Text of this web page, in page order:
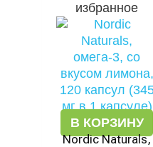
избранное
В КОРЗИНУ
Nordic Naturals,